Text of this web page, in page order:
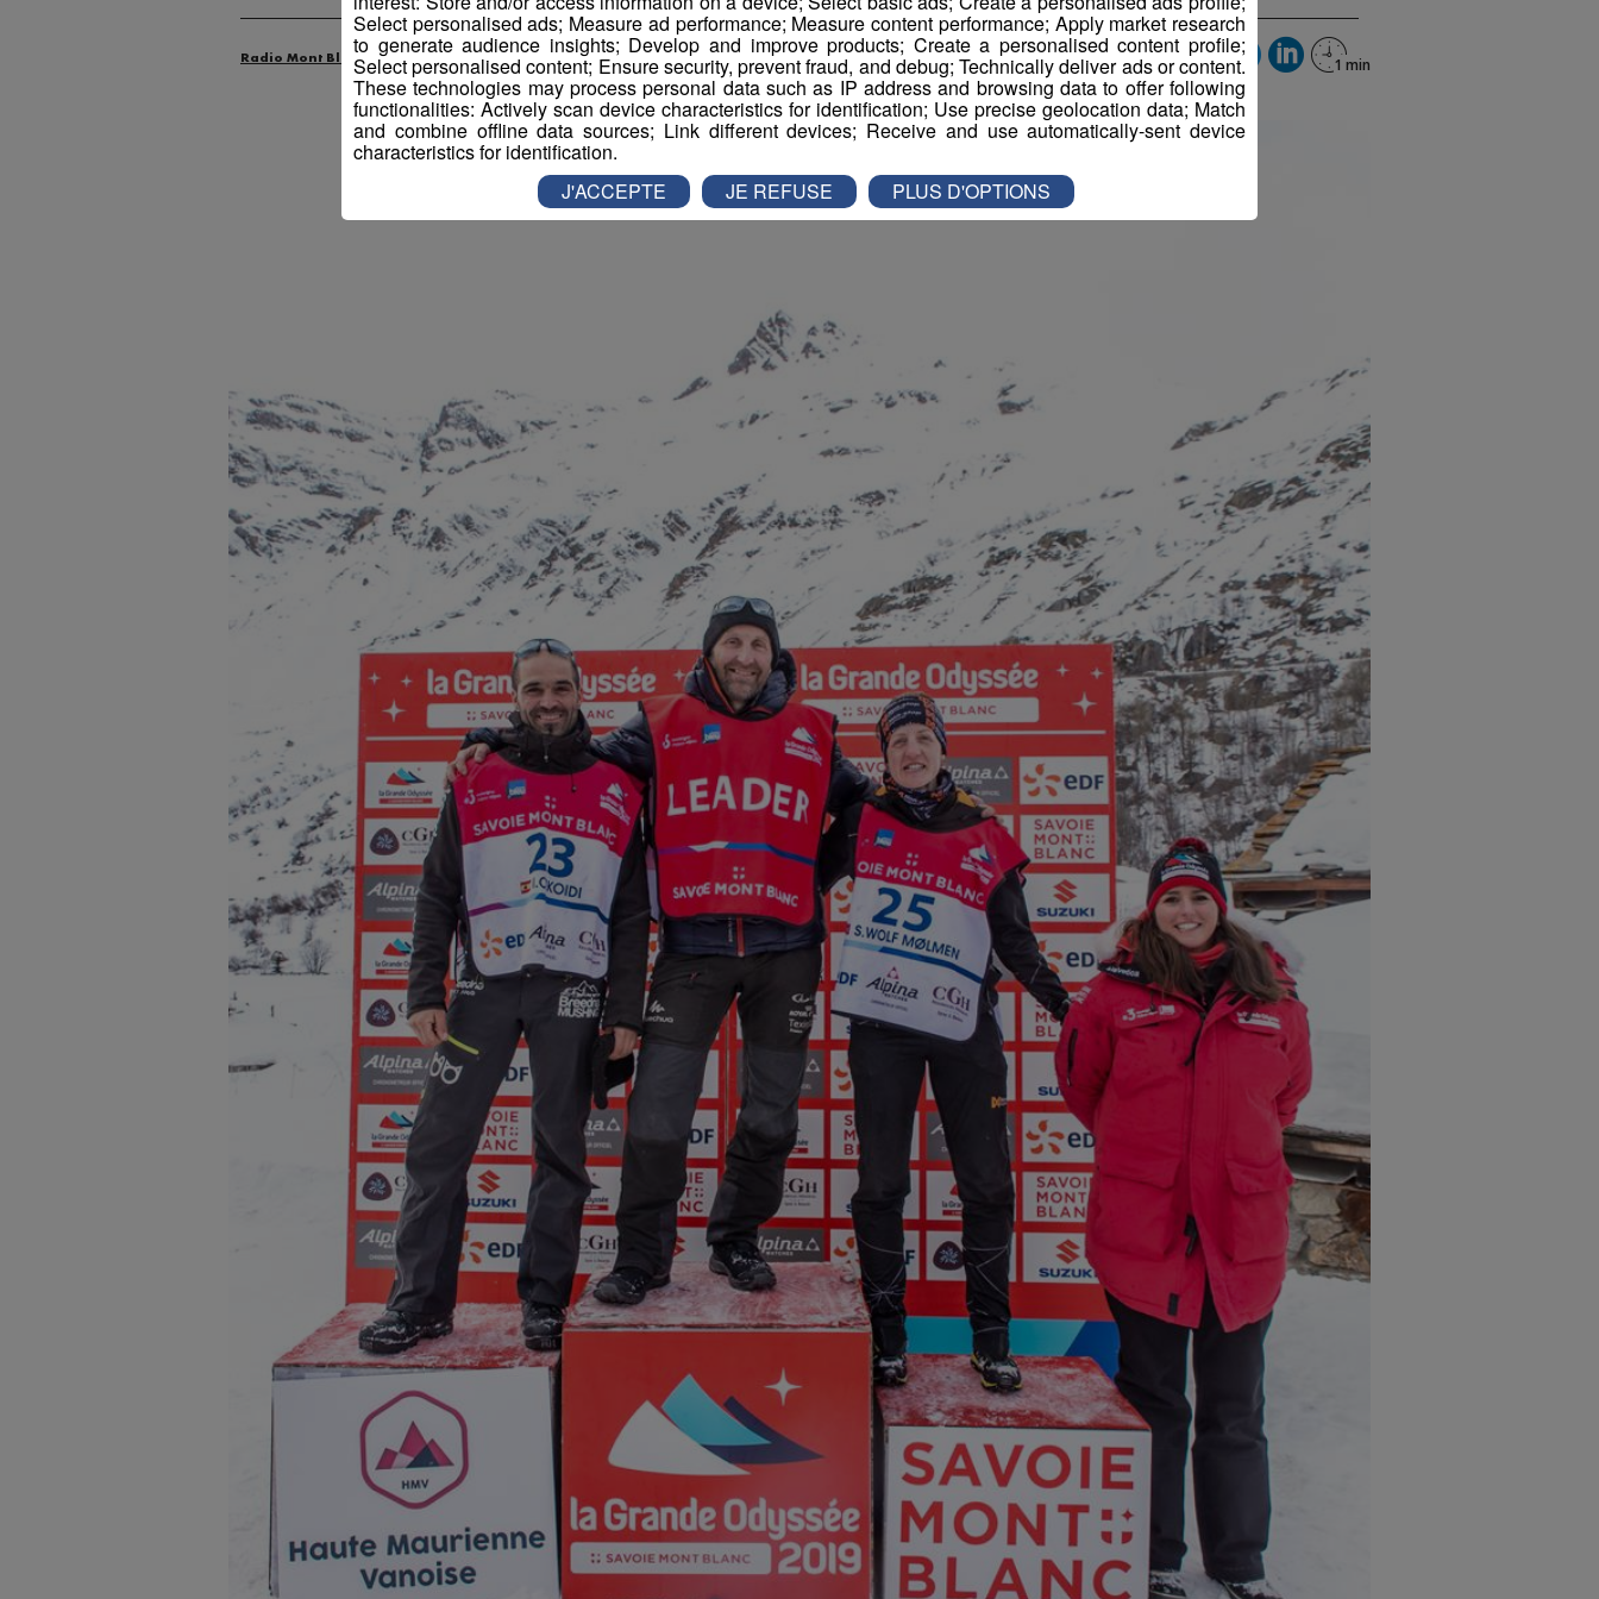
Radio Mont Blanc Sport
Select personalised ads; Measure ad performance; Measure content performance; Apply market research
to generate audience insights; Develop and improve products; Create a personalised content profile;
Select personalised content; Ensure security, prevent fraud, and debug; Technically deliver ads or content.
These technologies may process personal data such as IP address and browsing data to offer following
functionalities: Actively scan device characteristics for identification; Use precise geolocation data; Match
and combine offline data sources; Link different devices; Receive and use automatically-sent device
characteristics for identification.
J'ACCEPTE JE REFUSE PLUS D'OPTIONS